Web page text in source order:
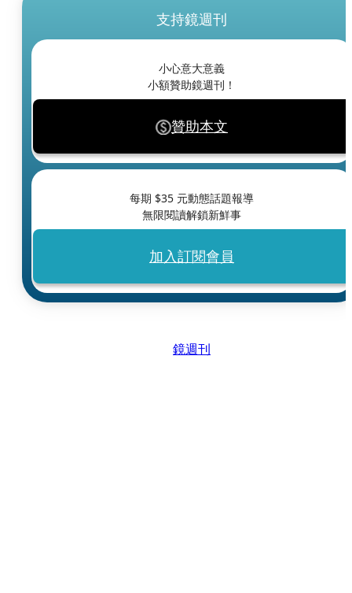
支持鏡週刊
小心意大意義
小額贊助鏡週刊！
贊助本文
每期 $35 元動態話題報導
無限閱讀解鎖新鮮事
加入訂閱會員
鏡週刊